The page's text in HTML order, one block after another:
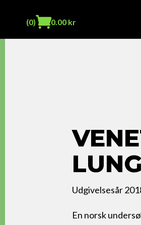
(0) 0.00 kr
Udgivelsesår
En norsk